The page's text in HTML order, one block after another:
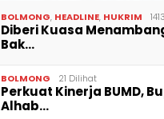
BOLMONG, HEADLINE, HUKRIM
Diberi Kuasa
Bak…
BOLMONG 21 Dilihat
Perkuat Kinerja BUMD,
Alhab…